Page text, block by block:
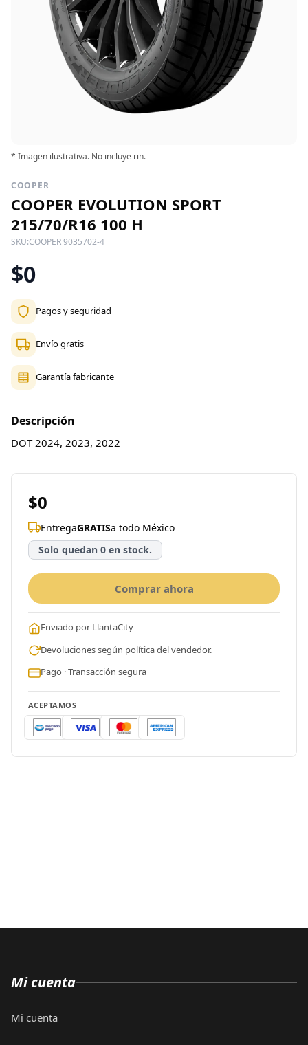
* Imagen ilustrativa. No incluye rin.
COOPER
COOPER EVOLUTION SPORT
215/70/R16 100 H
SKU:COOPER 9035702-4
$0
Pagos y seguridad
Envío gratis
Garantía fabricante
Descripción
DOT 2024, 2023, 2022
$0
EntregaGRATISa todo México
Solo quedan 0 en stock.
Comprar ahora
Enviado por LlantaCity
Devoluciones según política del vendedor.
Pago · Transacción segura
ACEPTAMOS
Mi cuenta
Mi cuenta